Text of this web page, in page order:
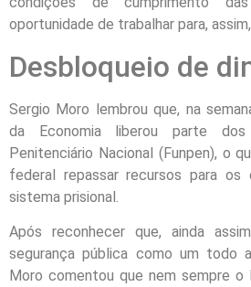
oportunidade de trabalhar para,
Desbloqueio de
Sergio Moro lembrou que, na
da Economia liberou parte
Penitenciário Nacional (Funpen), o
federal repassar recursos para os
sistema prisional.
Após reconhecer que, ainda
segurança pública como um todo
Moro comentou que nem sempre